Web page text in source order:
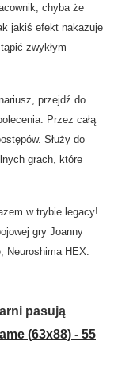
chyba że
jakiś efekt nakazuje
zwykłym
przejdź do
Przez całą
Służy do
grach, które
w trybie legacy!
gry Joanny
Neuroshima HEX:
pasują
(63x88) - 55